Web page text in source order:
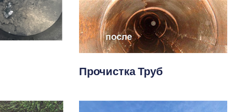
Прочистка Труб